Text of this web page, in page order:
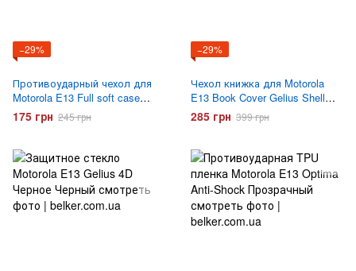
−29%
Противоударный чехол для
Motorola E13 Full soft case
Черный
175 грн 245 грн
−29%
Чехол книжка для Motorola
E13 Book Cover Gelius Shell
Case Черный
285 грн 399 грн